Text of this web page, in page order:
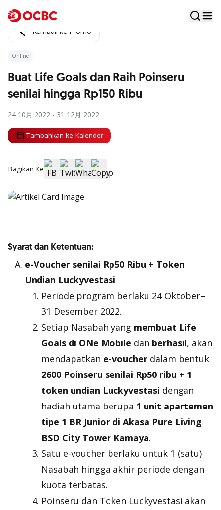
Kembali ke Promo
Online
Buat Life Goals dan Raih Poinseru
senilai hingga Rp150 Ribu
24 10月 2022 - 31 12月 2022
Tambahkan ke Kalender
Bagikan Ke
Syarat dan Ketentuan:
e-Voucher senilai Rp50 Ribu + Token
Undian Luckyvestasi
Periode program berlaku 24 Oktober–
31 Desember 2022.
Setiap Nasabah yang membuat Life
Goals di ONe Mobile dan berhasil, akan
mendapatkan e-voucher dalam bentuk
2600 Poinseru senilai Rp50 ribu + 1
token undian Luckyvestasi dengan
hadiah utama berupa 1 unit apartemen
tipe 1 BR Junior di Akasa Pure Living
BSD City Tower Kamaya.
Satu e-voucher berlaku untuk 1 (satu)
Nasabah hingga akhir periode dengan
kuota terbatas.
Poinseru dan Token Luckyvestasi akan